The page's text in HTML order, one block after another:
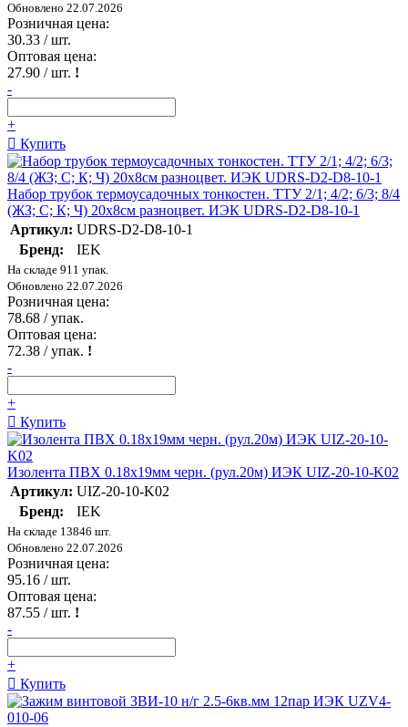
Обновлено 22.07.2026
Розничная цена:
30.33 / шт.
Оптовая цена:
27.90 / шт. !
-
+
Купить
Набор трубок термоусадочных тонкостен. ТТУ 2/1; 4/2; 6/3; 8/4
(ЖЗ; С; К; Ч) 20х8см разноцвет. ИЭК UDRS-D2-D8-10-1
Артикул: UDRS-D2-D8-10-1
Бренд:
IEK
На складе 911 упак.
Обновлено 22.07.2026
Розничная цена:
78.68 / упак.
Оптовая цена:
72.38 / упак. !
-
+
Купить
Изолента ПВХ 0.18х19мм черн. (рул.20м) ИЭК UIZ-20-10-K02
Артикул: UIZ-20-10-K02
Бренд:
IEK
На складе 13846 шт.
Обновлено 22.07.2026
Розничная цена:
95.16 / шт.
Оптовая цена:
87.55 / шт. !
-
+
Купить